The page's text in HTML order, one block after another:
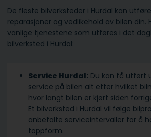
De fleste bilverksteder i Hurdal kan
reparasjoner og vedlikehold av bilen din.
vanlige tjenestene som utføres i det
bilverksted i Hurdal:
Service Hurdal: Du kan få utført
service på bilen alt etter hvilket
hvor langt bilen er kjørt siden
Et bilverksted i Hurdal vil følge
anbefalte serviceintervaller for å
toppform.